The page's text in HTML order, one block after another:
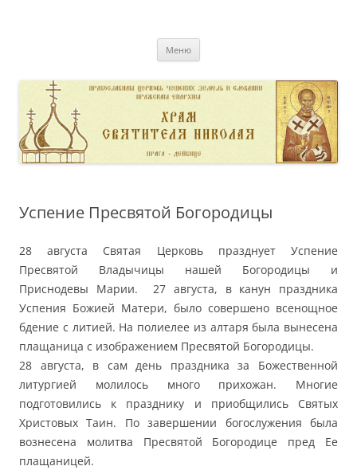
Меню
Успение Пресвятой Богородицы
28 августа Святая Церковь празднует Успение
Пресвятой Владычицы нашей Богородицы и
Приснодевы Марии. 27 августа, в канун праздника
Успения Божией Матери, было совершено всенощное
бдение с литией. На полиелее из алтаря была вынесена
плащаница с изображением Пресвятой Богородицы.
28 августа, в сам день праздника за Божественной
литургией молилось много прихожан. Многие
подготовились к празднику и приобщились Святых
Христовых Таин. По завершении богослужения была
вознесена молитва Пресвятой Богородице пред Ее
плащаницей.